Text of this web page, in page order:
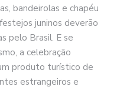
bandeirolas e chapéu
juninos deverão
pelo Brasil. E se
a celebração
produto turístico de
estrangeiros e